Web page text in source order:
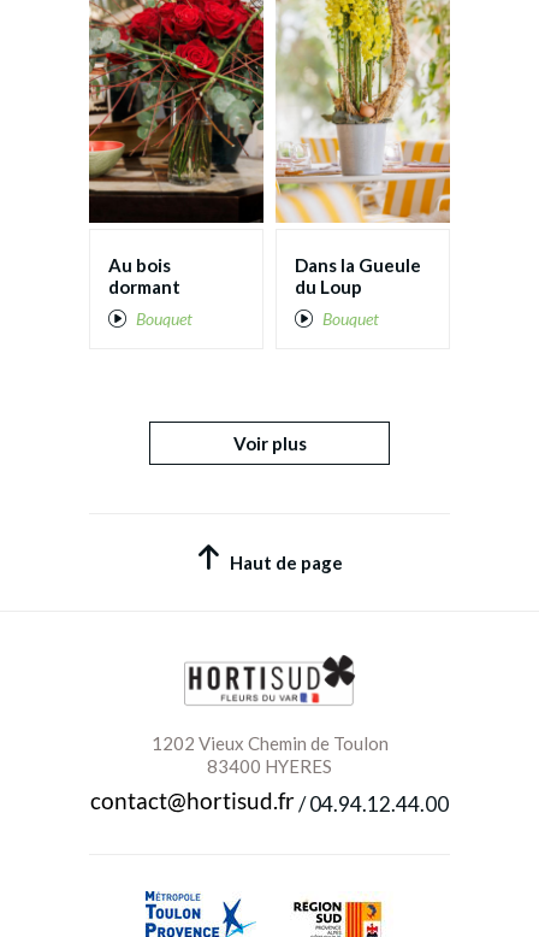
Au bois
dormant
Bouquet
Dans la Gueule
du Loup
Bouquet
Voir plus
Haut de page
1202 Vieux Chemin de Toulon
83400 HYERES
/04.94.12.44.00